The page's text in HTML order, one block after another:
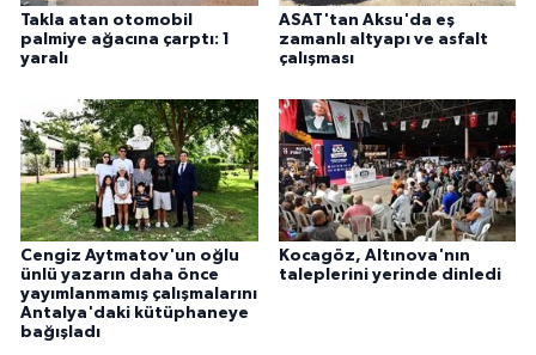
Takla atan otomobil
palmiye ağacına çarptı: 1
yaralı
ASAT'tan Aksu'da eş
zamanlı altyapı ve asfalt
çalışması
Cengiz Aytmatov'un oğlu
ünlü yazarın daha önce
yayımlanmamış çalışmalarını
Antalya'daki kütüphaneye
bağışladı
Kocagöz, Altınova'nın
taleplerini yerinde dinledi